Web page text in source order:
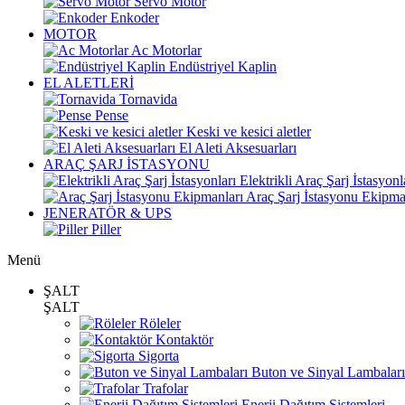
Enkoder
MOTOR
Ac Motorlar
Endüstriyel Kaplin
EL ALETLERİ
Tornavida
Pense
Keski ve kesici aletler
El Aleti Aksesuarları
ARAÇ ŞARJ İSTASYONU
Elektrikli Araç Şarj
Araç Şarj İstasyonu
JENERATÖR & UPS
Piller
Menü
ŞALT
ŞALT
Röleler
Kontaktör
Sigorta
Buton ve Sinyal Lambaları
Trafolar